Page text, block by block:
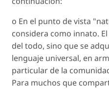
o En el punto de vista
considera como innato.
del todo, sino que se
lenguaje universal, en
particular de la
Para muchos que